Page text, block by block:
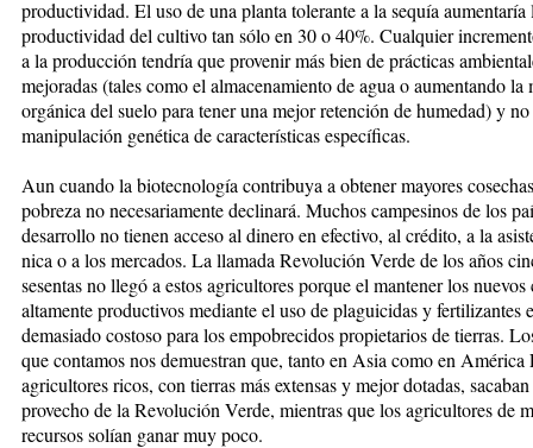
productividad. El uso de una plan­­ta tolerante a la sequía aumentaría
productividad del cultivo tan só­lo en 30 o 40%. Cualquier
a la producción tendría que provenir más bien de prácticas
mejoradas (tales como el almacenamiento de agua o aumen­tan­do la
orgánica del suelo pa­ra tener una mejor retención de hu­me­dad) y
manipulación gené­tica de características específicas.
Aun cuando la biotecnología con­tri­buya a obtener mayores
pobreza no necesariamente decli­na­rá. Muchos campesinos de los
desarrollo no tienen acceso al di­ne­ro en efectivo, al crédito, a la
nica o a los mercados. La lla­ma­da Re­volución Verde de los años
sesentas no llegó a estos agricul­tores porque el mantener los
alta­men­te pro­duc­tivos me­diante el uso de plaguicidas y fertili­zan­tes
demasiado costoso para los empobrecidos propietarios de tierras.
que contamos nos demuestran que, tanto en Asia co­mo en América
agricultores ricos, con tierras más extensas y me­jor dotadas,
provecho de la Revolución Verde, mientras que los agri­cultores de
recursos so­lían ganar muy poco.